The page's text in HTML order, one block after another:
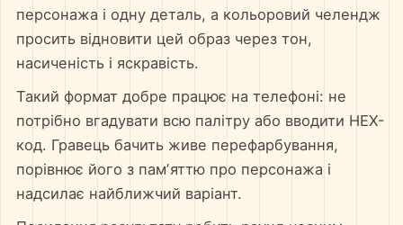
персонажа і одну деталь, а кольоровий челендж
просить відновити цей образ через тон,
насиченість і яскравість.
Такий формат добре працює на телефоні: не
потрібно вгадувати всю палітру або вводити HEX-
код. Гравець бачить живе перефарбування,
порівнює його з памʼяттю про персонажа і
надсилає найближчий варіант.